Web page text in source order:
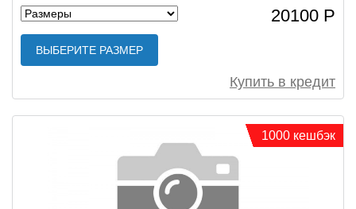
20100 Р
ВЫБЕРИТЕ РАЗМЕР
Купить в кредит
1000 кешбэк